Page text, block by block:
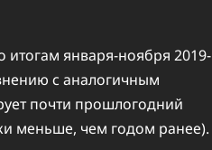
итогам января-ноября 2019-
с аналогичным
почти прошлогодний
меньше, чем годом ранее).